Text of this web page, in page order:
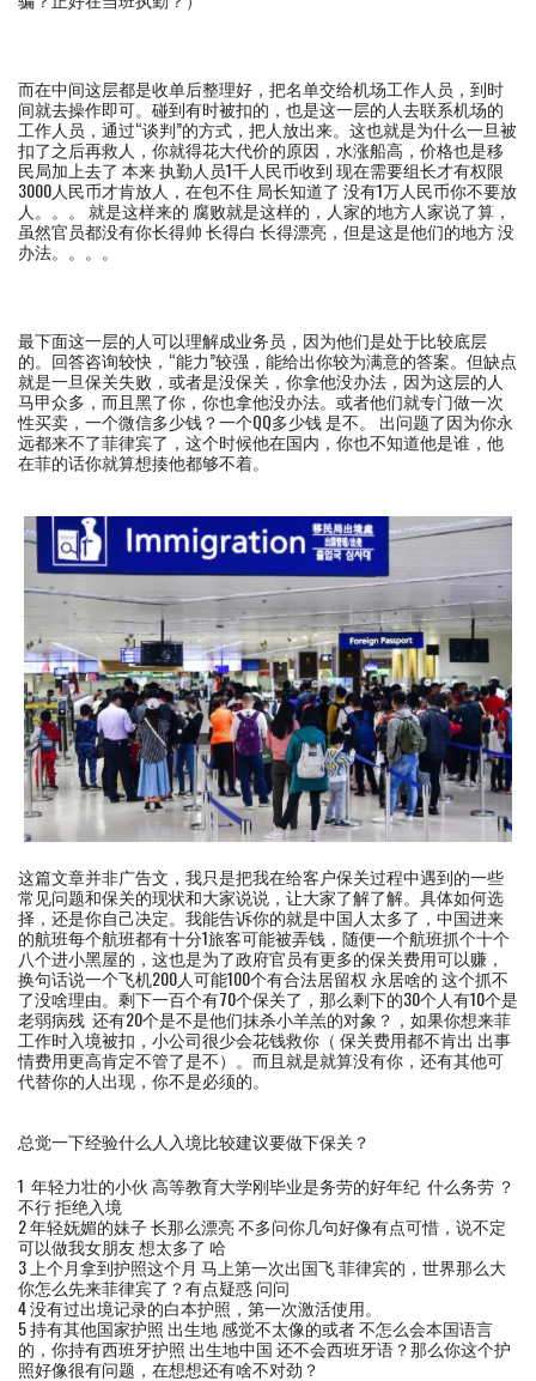
而在中间这层都是收单后整理好，把名单交给机场工作人员，到时
间就去操作即可。碰到有时被扣的，也是这一层的人去联系机场的
工作人员，通过“谈判”的方式，把人放出来。这也就是为什么一旦被
扣了之后再救人，你就得花大代价的原因，水涨船高，价格也是移
民局加上去了 本来 执勤人员1千人民币收到 现在需要组长才有权限
3000人民币才肯放人，在包不住 局长知道了 没有1万人民币你不要放
人。。。 就是这样来的 腐败就是这样的，人家的地方人家说了算，
虽然官员都没有你长得帅 长得白 长得漂亮，但是这是他们的地方 没
办法。。。。
最下面这一层的人可以理解成业务员，因为他们是处于比较底层
的。回答咨询较快，“能力”较强，能给出你较为满意的答案。但缺点
就是一旦保关失败，或者是没保关，你拿他没办法，因为这层的人
马甲众多，而且黑了你，你也拿他没办法。或者他们就专门做一次
性买卖，一个微信多少钱？一个QQ多少钱 是不。 出问题了因为你永
远都来不了菲律宾了，这个时候他在国内，你也不知道他是谁，他
在菲的话你就算想揍他都够不着。
这篇文章并非广告文，我只是把我在给客户保关过程中遇到的一些
常见问题和保关的现状和大家说说，让大家了解了解。具体如何选
择，还是你自己决定。我能告诉你的就是中国人太多了，中国进来
的航班每个航班都有十分1旅客可能被弄钱，随便一个航班抓个十个
八个进小黑屋的，这也是为了政府官员有更多的保关费用可以赚，
换句话说一个飞机200人可能100个有合法居留权 永居啥的 这个抓不
了没啥理由。剩下一百个有70个保关了，那么剩下的30个人有10个是
老弱病残 还有20个是不是他们抹杀小羊羔的对象？，如果你想来菲
工作时入境被扣，小公司很少会花钱救你（ 保关费用都不肯出 出事
情费用更高肯定不管了是不）。而且就是就算没有你，还有其他可
代替你的人出现，你不是必须的。
总觉一下经验什么人入境比较建议要做下保关？
1 年轻力壮的小伙 高等教育大学刚毕业是务劳的好年纪 什么务劳 ？
不行 拒绝入境
2 年轻妩媚的妹子 长那么漂亮 不多问你几句好像有点可惜，说不定
可以做我女朋友 想太多了 哈
3 上个月拿到护照这个月 马上第一次出国飞 菲律宾的，世界那么大
你怎么先来菲律宾了？有点疑惑 问问
4 没有过出境记录的白本护照，第一次激活使用。
5 持有其他国家护照 出生地 感觉不太像的或者 不怎么会本国语言
的，你持有西班牙护照 出生地中国 还不会西班牙语？那么你这个护
照好像很有问题，在想想还有啥不对劲？